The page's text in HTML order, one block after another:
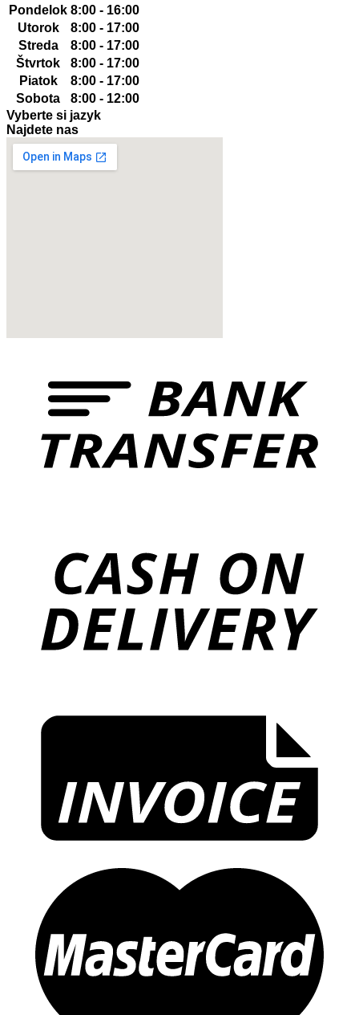
Pondelok 8:00 - 16:00
Utorok
8:00 - 17:00
Streda
8:00 - 17:00
Štvrtok
8:00 - 17:00
Piatok
8:00 - 17:00
Sobota
8:00 - 12:00
Vyberte si jazyk
Najdete nas